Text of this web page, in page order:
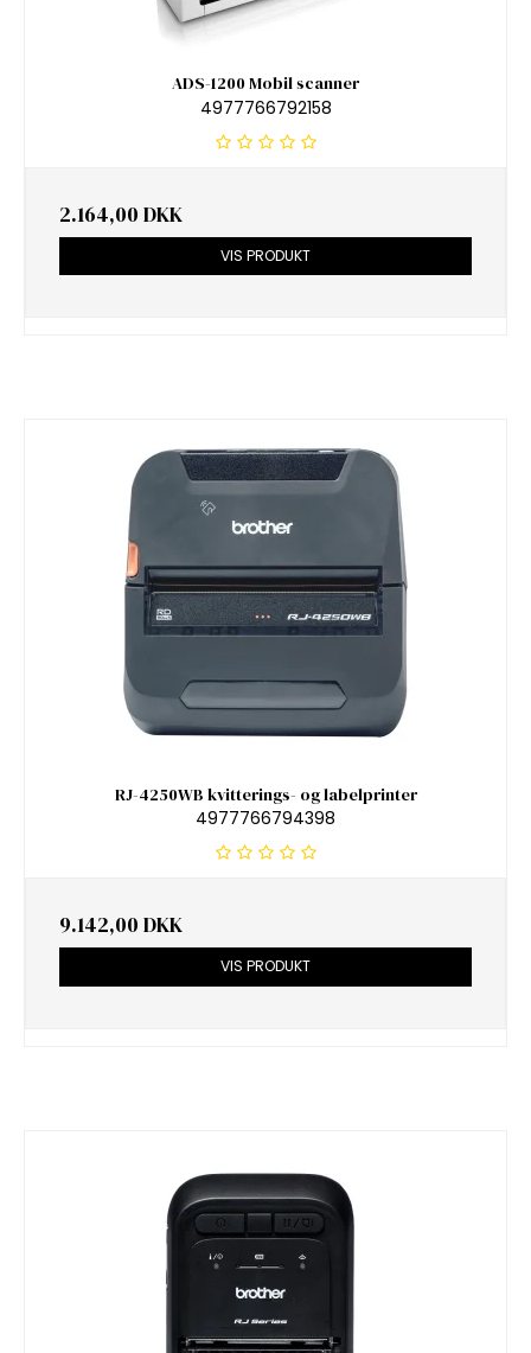
ADS-1200 Mobil scanner
4977766792158
2.164,00 DKK
VIS PRODUKT
RJ-4250WB kvitterings- og labelprinter
4977766794398
9.142,00 DKK
VIS PRODUKT